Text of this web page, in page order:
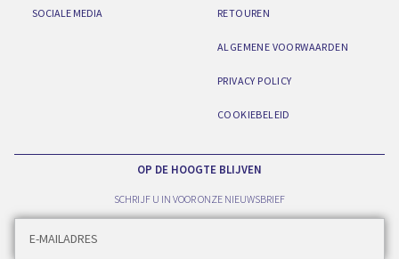
SOCIALE MEDIA RETOUREN
ALGEMENE VOORWAARDEN
PRIVACY POLICY
COOKIEBELEID
OP DE HOOGTE BLIJVEN
SCHRIJF U IN VOOR ONZE NIEUWSBRIEF